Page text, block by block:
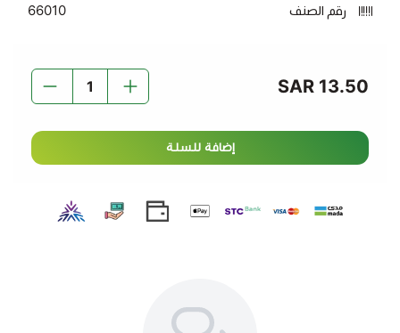
غنية بالبروتين والكالسيوم
– تعزز صحة العظام وتدعم
والزعتر الغني بالمغذيات.
– تحتوي على البروبيوتيك
المفيد لصحة الأمعاء.
مثالية كمقبلات شهية
متعددة الاستخدامات
– مناسبة للفطور، السندويشات،
الأصيلة.
رقم الصنف 66010
13.50 SAR
إضافة للسلة